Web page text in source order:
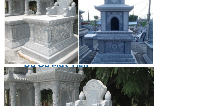
Đá Limestone
Đá Onyx
Hoa Văn Đá
Đá Ốp Mặt Tiền
Đá Quartz Alpilus
Đá Alpilus Brazil